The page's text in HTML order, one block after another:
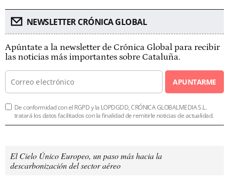
NEWSLETTER CRÓNICA GLOBAL
Apúntate a la newsletter de Crónica Global para recibir
las noticias más importantes sobre Cataluña.
APUNTARME
De conformidad con el RGPD y la LOPDGDD, CRÓNICA GLOBALMEDIA S.L.
tratará los datos facilitados con la finalidad de remitirle noticias de actualidad.
El Cielo Único Europeo, un paso más hacia la
descarbonización del sector aéreo